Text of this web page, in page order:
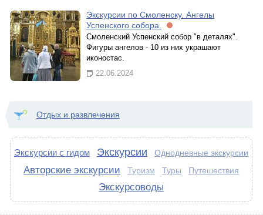
Экскурсии по Смоленску. Ангелы
Успенского собора.
Смоленский Успенский собор "в деталях".
Фигуры ангелов - 10 из них украшают
иконостас.
22.06.2024
Отдых и развлечения
Экскурсии с гидом Экскурсии Однодневные экскурсии
Авторские экскурсии Туризм Туры Путешествия
Экскурсоводы